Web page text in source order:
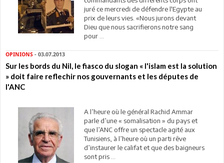
juré ce mercredi de défendre l'Egypte au
prix de leurs vies. «Nous jurons devant
Dieu que nous sacrifierons notre sang
pour ...
OPINIONS - 03.07.2013
Sur les bords du Nil, le fiasco du slogan « l'islam est la solution
» doit faire reflechir nos gouvernants et les députes de
l'ANC
A l’heure où le général Rachid Ammar
parle d’une « somalisation » du pays et
que l’ANC offre un spectacle agité aux
Tunisiens, à l’heure où un parti rêve
d’instaurer le califat et que des baigneurs
sont pris ...